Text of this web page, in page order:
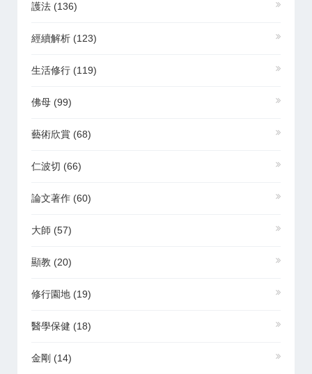
護法 (136)
經續解析 (123)
生活修行 (119)
佛母 (99)
藝術欣賞 (68)
仁波切 (66)
論文著作 (60)
大師 (57)
顯教 (20)
修行園地 (19)
醫學保健 (18)
金剛 (14)